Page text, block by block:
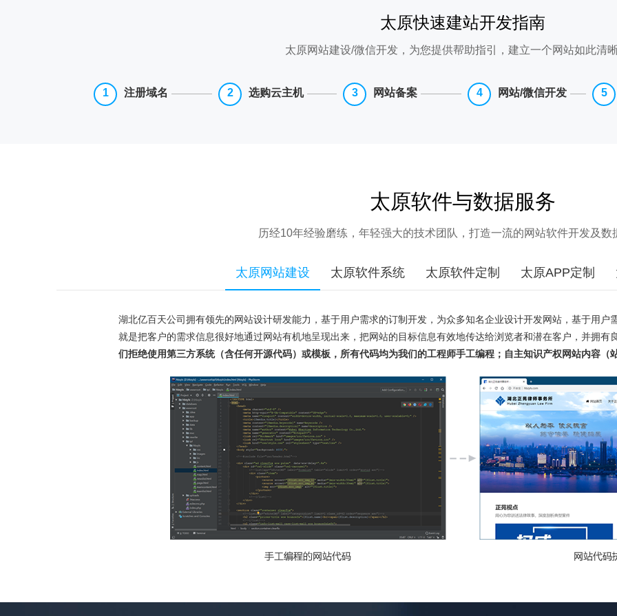
太原快速建站开发指南
太原网站建设/微信开发，为您提供帮助指引，建立一个网站如此清
注册域名 选购云主机 网站备案 网站/微信开发
太原软件与数据服务
历经10年经验磨练，年轻强大的技术团队，打造一流的网站软件开发及数
太原网站建设 太原软件系统 太原软件定制 太原APP定制
湖北亿百天公司拥有领先的网站设计研发能力，基于用户需求的订制开发，为众多知名企业设计开发网站，基于用户
就是把客户的需求信息很好地通过网站有机地呈现出来，把网站的目标信息有效地传达给浏览者和潜在客户，并拥有
们拒绝使用第三方系统（含任何开源代码）或模板，所有代码均为我们的工程师手工编程；自主知识产权网站内容（